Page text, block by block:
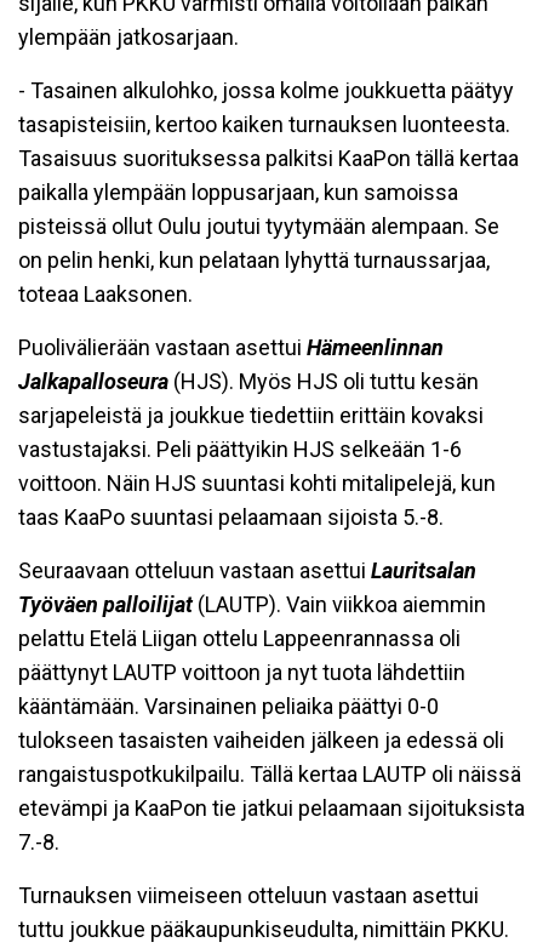
ylempään jatkosarjaan.
- Tasainen alkulohko, jossa kolme joukkuetta päätyy
tasapisteisiin, kertoo kaiken turnauksen luonteesta.
Tasaisuus suorituksessa palkitsi KaaPon tällä kertaa
paikalla ylempään loppusarjaan, kun samoissa
pisteissä ollut Oulu joutui tyytymään alempaan. Se
on pelin henki, kun pelataan lyhyttä turnaussarjaa,
toteaa Laaksonen.
Puolivälierään vastaan asettui Hämeenlinnan
Jalkapalloseura (HJS). Myös HJS oli tuttu kesän
sarjapeleistä ja joukkue tiedettiin erittäin kovaksi
vastustajaksi. Peli päättyikin HJS selkeään 1-6
voittoon. Näin HJS suuntasi kohti mitalipelejä, kun
taas KaaPo suuntasi pelaamaan sijoista 5.-8.
Seuraavaan otteluun vastaan asettui Lauritsalan
Työväen palloilijat(LAUTP). Vain viikkoa aiemmin
pelattu Etelä Liigan ottelu Lappeenrannassa oli
päättynyt LAUTP voittoon ja nyt tuota lähdettiin
kääntämään. Varsinainen peliaika päättyi 0-0
tulokseen tasaisten vaiheiden jälkeen ja edessä oli
rangaistuspotkukilpailu. Tällä kertaa LAUTP oli näissä
etevämpi ja KaaPon tie jatkui pelaamaan sijoituksista
7.-8.
Turnauksen viimeiseen otteluun vastaan asettui
tuttu joukkue pääkaupunkiseudulta, nimittäin PKKU.